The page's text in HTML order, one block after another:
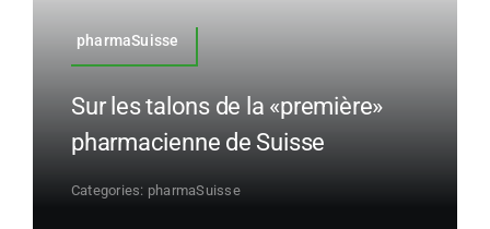
pharmaSuisse
Sur les talons de la «première»
pharmacienne de Suisse
Categories: pharmaSuisse